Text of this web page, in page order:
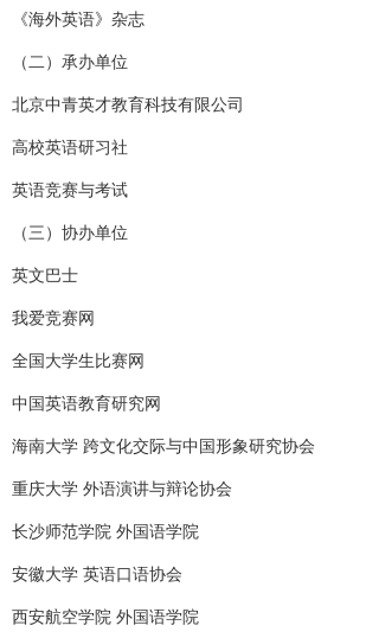
《海外英语》杂志
（二）承办单位
北京中青英才教育科技有限公司
高校英语研习社
英语竞赛与考试
（三）协办单位
英文巴士
我爱竞赛网
全国大学生比赛网
中国英语教育研究网
海南大学 跨文化交际与中国形象研究协会
重庆大学 外语演讲与辩论协会
长沙师范学院 外国语学院
安徽大学 英语口语协会
西安航空学院 外国语学院